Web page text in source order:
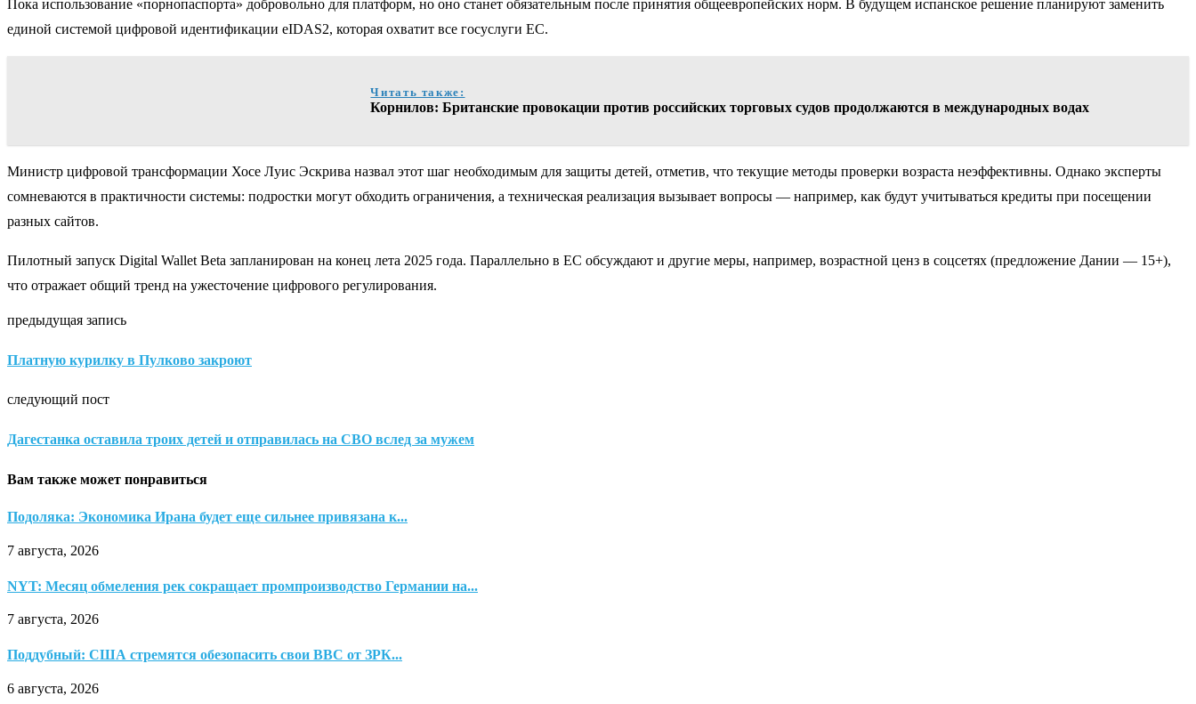
Пока использование «порнопаспорта» добровольно для платформ, но оно станет обязательным после принятия общеевропейских норм. В будущем испанское решение планируют заменить
единой системой цифровой идентификации eIDAS2, которая охватит все госуслуги ЕС.
Читать также:
Корнилов: Британские провокации против российских торговых судов продолжаются в международных водах
Министр цифровой трансформации Хосе Луис Эскрива назвал этот шаг необходимым для защиты детей, отметив, что текущие методы проверки возраста неэффективны. Однако эксперты
сомневаются в практичности системы: подростки могут обходить ограничения, а техническая реализация вызывает вопросы — например, как будут учитываться кредиты при посещении
разных сайтов.
Пилотный запуск Digital Wallet Beta запланирован на конец лета 2025 года. Параллельно в ЕС обсуждают и другие меры, например, возрастной ценз в соцсетях (предложение Дании — 15+),
что отражает общий тренд на ужесточение цифрового регулирования.
предыдущая запись
Платную курилку в Пулково закроют
следующий пост
Дагестанка оставила троих детей и отправилась на СВО вслед за мужем
Вам также может понравиться
Подоляка: Экономика Ирана будет еще сильнее привязана к...
7 августа, 2026
NYT: Месяц обмеления рек сокращает промпроизводство Германии на...
7 августа, 2026
Поддубный: США стремятся обезопасить свои ВВС от ЗРК...
6 августа, 2026